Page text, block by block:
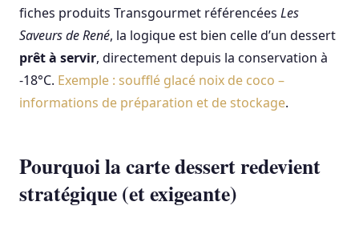
fiches produits Transgourmet référencées Les
Saveurs de René, la logique est bien celle d’un dessert
prêt à servir, directement depuis la conservation à
-18°C. Exemple : soufflé glacé noix de coco –
informations de préparation et de stockage.
Pourquoi la carte dessert redevient
stratégique (et exigeante)